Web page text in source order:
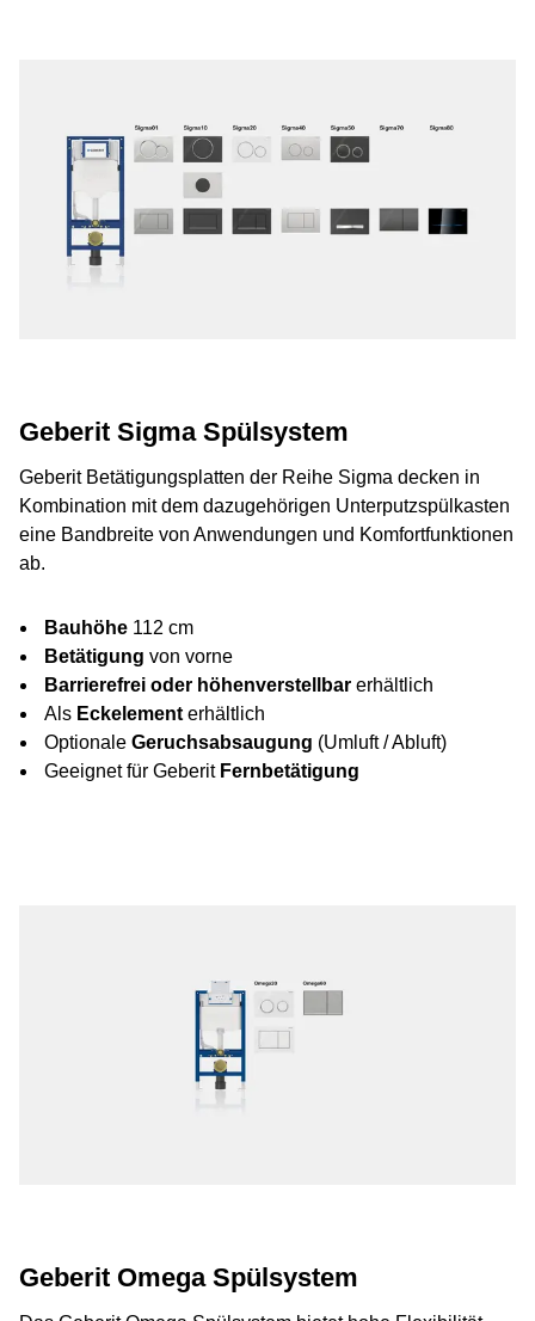
Geberit Sigma Spülsystem
Geberit Betätigungsplatten der Reihe Sigma decken in
Kombination mit dem dazugehörigen Unterputzspülkasten
eine Bandbreite von Anwendungen und Komfortfunktionen
ab.
Bauhöhe 112 cm
Betätigung von vorne
Barrierefrei oder höhenverstellbar erhältlich
Als Eckelement erhältlich
Optionale Geruchsabsaugung (Umluft / Abluft)
Geeignet für Geberit Fernbetätigung
Geberit Omega Spülsystem